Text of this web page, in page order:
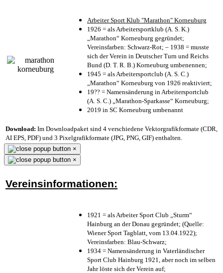
Arbeiter Sport Klub "Marathon" Korneuburg
1926 = als Arbeitersportklub (A. S. K.)
„Marathon“ Korneuburg gegründet;
Vereinsfarben: Schwarz-Rot; – 1938 = musste
sich der Verein in Deutscher Turn und Reichs
Bund (D. T. R. B.) Korneuburg umbenennen;
1945 = als Arbeitersportclub (A. S. C.)
„Marathon“ Korneuburg von 1926 reaktiviert;
19?? = Namensänderung in Arbeitersportclub
(A. S. C.) „Marathon-Sparkasse“ Korneuburg;
2019 in SC Korneuburg umbenannt
Download: Im Downloadpaket sind 4 verschiedene Vektorgrafikformate (CDR,
AI EPS, PDF) und 3 Pixelgrafikformate (JPG, PNG, GIF) enthalten.
×
×
Vereinsinformationen:
1921 = als Arbeiter Sport Club „Sturm“
Hainburg an der Donau gegründet; (Quelle:
Wiener Sport Tagblatt, vom 13.04.1922);
Vereinsfarben: Blau-Schwarz;
1934 = Namensänderung in Vaterländischer
Sport Club Hainburg 1921, aber noch im selben
Jahr löste sich der Verein auf;